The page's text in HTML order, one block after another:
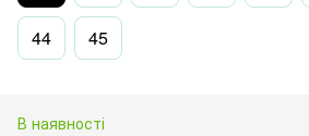
44 45
В наявності